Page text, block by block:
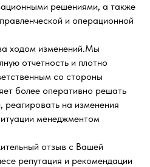
решениями, а также
и операционной
ходом изменений.Мы
отчетность и плотно
со стороны
более оперативно решать
реагировать на изменения
менеджментом
отзыв с Вашей
репутация и рекомендации